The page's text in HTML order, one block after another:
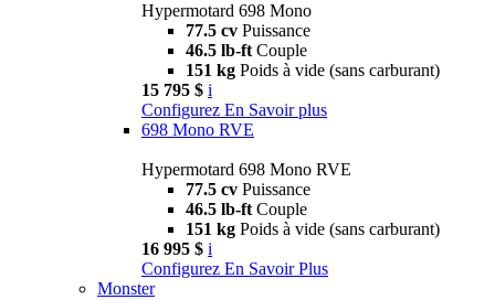
Hypermotard 698 Mono
77.5 cv Puissance
46.5 lb-ft Couple
151 kg Poids à vide (sans carburant)
15 795 $ i
Configurez En Savoir plus
698 Mono RVE
Hypermotard 698 Mono RVE
77.5 cv Puissance
46.5 lb-ft Couple
151 kg Poids à vide (sans carburant)
16 995 $ i
Configurez En Savoir Plus
Monster